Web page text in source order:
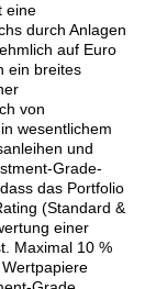
eine
durch Anlagen
auf Euro
ein breites
von
wesentlichem
und
Grade-
das Portfolio
(Standard &
einer
Maximal 10 %